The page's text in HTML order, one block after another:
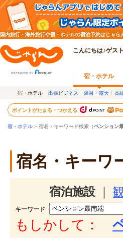
国内旅行・海外旅行や宿・ホテルの宿泊予約はじゃ
こんにちは♪ゲス
宿・ホテル
宿・ホテル 出張ビジネス 温泉・露天 高
ポイントがたまる・つかえる
宿・ホテル > 宿名・キーワード検索（ペンション
宿名・キーワ
宿泊施設
キーワード
もしかして：